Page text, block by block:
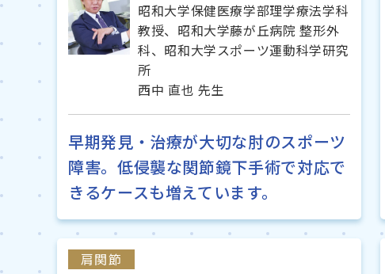
昭和大学保健医療学部理学療法学科
教授、昭和大学藤が丘病院 整形外
科、昭和大学スポーツ運動科学研究
所
西中 直也 先生
早期発見・治療が大切な肘のスポーツ
障害。低侵襲な関節鏡下手術で対応で
きるケースも増えています。
肩関節